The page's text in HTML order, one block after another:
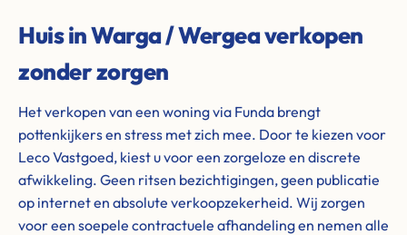
Huis in Warga / Wergea verkopen
zonder zorgen
Het verkopen van een woning via Funda brengt
pottenkijkers en stress met zich mee. Door te kiezen voor
Leco Vastgoed, kiest u voor een zorgeloze en discrete
afwikkeling. Geen ritsen bezichtigingen, geen publicatie
op internet en absolute verkoopzekerheid. Wij zorgen
voor een soepele contractuele afhandeling en nemen alle